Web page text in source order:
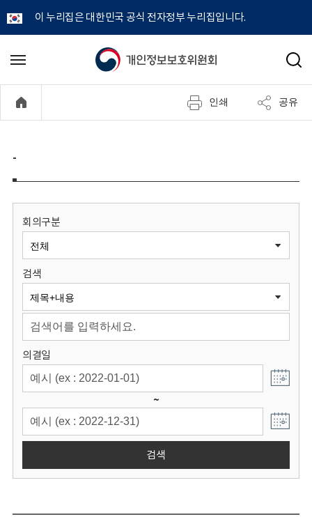
이 누리집은 대한민국 공식 전자정부 누리집입니다.
개
정
보
원
회
메
기
검
인쇄 공유
-
회의구분
검색
의결일
~
검색